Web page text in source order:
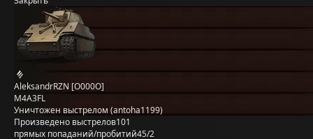
AleksandrRZN [O000O]
M4A3FL
Уничтожен выстрелом (antoha1199)
Произведено выстрелов101
прямых попаданий/пробитий45/2